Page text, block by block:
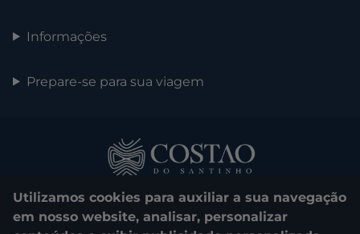
Utilizamos cookies para auxiliar a sua navegação
em nosso website, analisar, personalizar
Informações
Prepare-se para sua viagem